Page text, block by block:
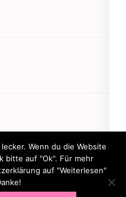
Wenn du die Website
bitte auf "Ok". Für mehr
auf "Weiterlesen"